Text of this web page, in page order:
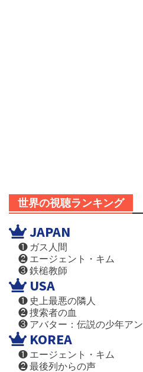
世界の視聴ランキング
JAPAN
❶ ガス人間
❷ エージェント・キム
❸ 鉄槌教師
USA
❶ 史上最悪の隣人
❷ 捜索者の血
❸ アバター：伝説の少年アン
KOREA
❶ エージェント・キム
❷ 最後列からの声